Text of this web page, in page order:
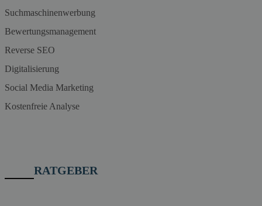
Suchmaschinenwerbung
Bewertungsmanagement
Reverse SEO
Digitalisierung
Social Media Marketing
Kostenfreie Analyse
RATGEBER